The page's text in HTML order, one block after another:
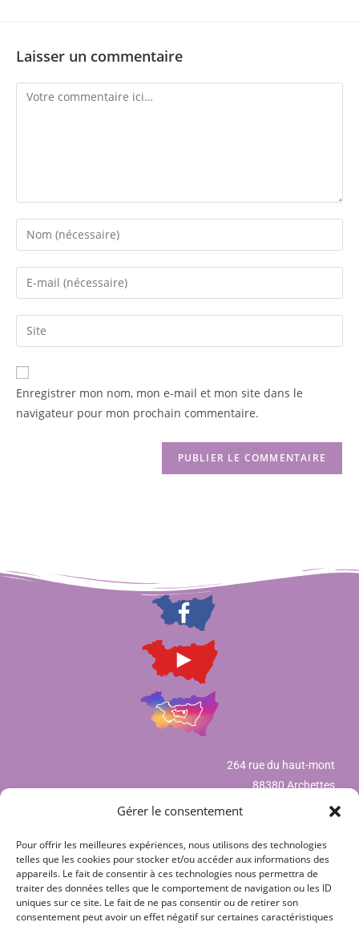
Gérer le consentement
Pour offrir les meilleures expériences, nous utilisons des technologies
telles que les cookies pour stocker et/ou accéder aux informations des
appareils. Le fait de consentir à ces technologies nous permettra de
traiter des données telles que le comportement de navigation ou les ID
uniques sur ce site. Le fait de ne pas consentir ou de retirer son
consentement peut avoir un effet négatif sur certaines caractéristiques
Laisser un commentaire
Enregistrer mon nom, mon e-mail et mon site dans le
navigateur pour mon prochain commentaire.
264 rue du haut-mont
88380 Archettes
Mentions légales
Déclaration de confidentialité (UE)
Politique de cookies (UE)